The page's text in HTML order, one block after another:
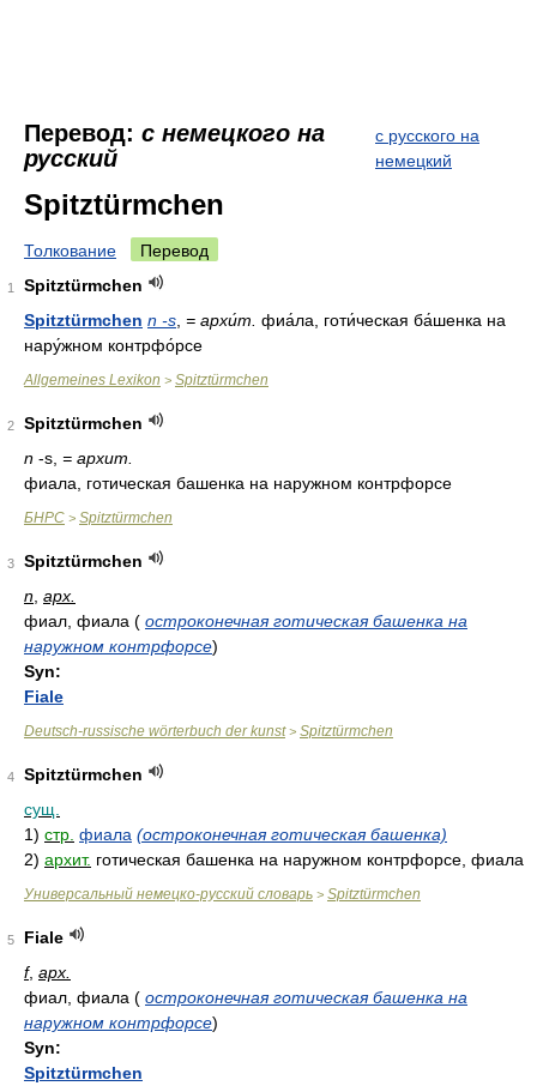
Перевод: с немецкого на
русский
с русского на
немецкий
Spitztürmchen
Толкование Перевод
1
Spitztürmchen
Spitztürmchen n -s = архи́т. фиа́ла, готи́ческая ба́шенка на
нару́жном контрфо́рсе
Allgemeines Lexikon > Spitztürmchen
2
Spitztürmchen
n -s, = архит.
фиала, готическая башенка на наружном контрфорсе
БНРС > Spitztürmchen
3
Spitztürmchen
n арх.
фиал, фиала ( остроконечная готическая башенка на
наружном контрфорсе)
Syn:
Fiale
Deutsch-russische wörterbuch der kunst> Spitztürmchen
4
Spitztürmchen
сущ.
1) стр. фиала (остроконечная готическая башенка)
2) архит. готическая башенка на наружном контрфорсе, фиала
Универсальный немецко-русский словарь > Spitztürmchen
5
Fiale
f, арх.
фиал, фиала ( остроконечная готическая башенка на
наружном контрфорсе)
Syn:
Spitztürmchen